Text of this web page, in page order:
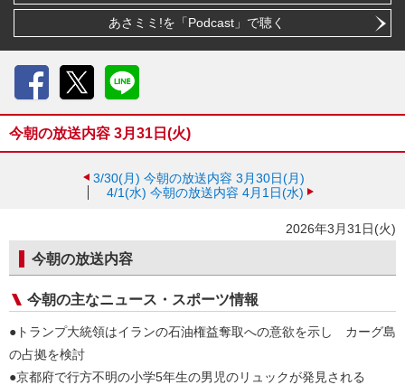
あさミミ!を「Podcast」で聴く
今朝の放送内容 3月31日(火)
3/30(月) 今朝の放送内容 3月30日(月)
4/1(水) 今朝の放送内容 4月1日(水)
2026年3月31日(火)
今朝の放送内容
今朝の主なニュース・スポーツ情報
●トランプ大統領はイランの石油権益奪取への意欲を示し カーグ島
の占拠を検討
●京都府で行方不明の小学5年生の男児のリュックが発見される